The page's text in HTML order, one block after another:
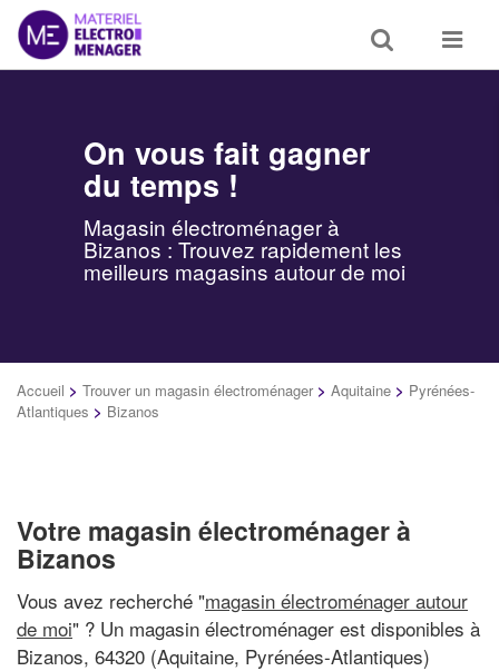
Toggle
search
Toggle
On vous fait gagner
du temps !
Magasin électroménager à
Bizanos : Trouvez rapidement les
meilleurs magasins autour de moi
Accueil > Trouver un magasin électroménager > Aquitaine > Pyrénées-
Atlantiques > Bizanos
Votre magasin électroménager à
Bizanos
Vous avez recherché "magasin électroménager autour
de moi" ? Un magasin électroménager est disponibles à
Bizanos, 64320 (Aquitaine, Pyrénées-Atlantiques)